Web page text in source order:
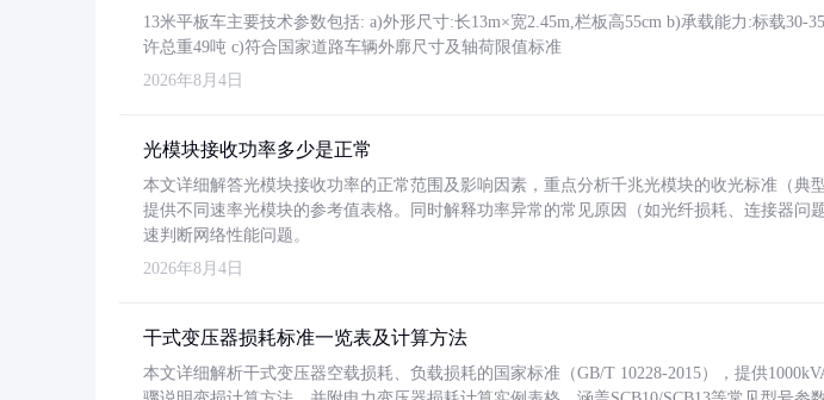
13米平板车主要技术参数包括: a)外形尺寸:长13m×宽2.45m,栏板高55cm b)承载能力:标载30-
许总重49吨 c)符合国家道路车辆外廓尺寸及轴荷限值标准
2026年8月4日
光模块接收功率多少是正常
本文详细解答光模块接收功率的正常范围及影响因素，重点分析千兆光模块的收光标准（典
提供不同速率光模块的参考值表格。同时解释功率异常的常见原因（如光纤损耗、连接器问
速判断网络性能问题。
2026年8月4日
干式变压器损耗标准一览表及计算方法
本文详细解析干式变压器空载损耗、负载损耗的国家标准（GB/T 10228-2015），提供